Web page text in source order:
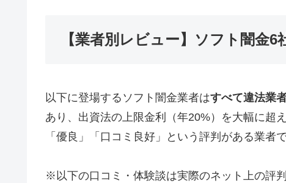
【業者別レビュー】ソフト闇金
以下に登場するソフト闇金業者はすべて違法業
あり、出資法の上限金利（年20%）を大幅に超
「優良」「口コミ良好」という評判がある業者
※以下の口コミ・体験談は実際のネット上の評